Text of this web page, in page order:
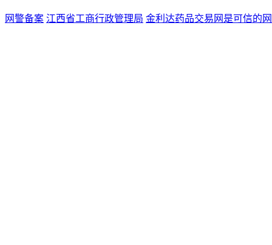
网警备案 江西省工商行政管理局 金利达药品交易网是可信的